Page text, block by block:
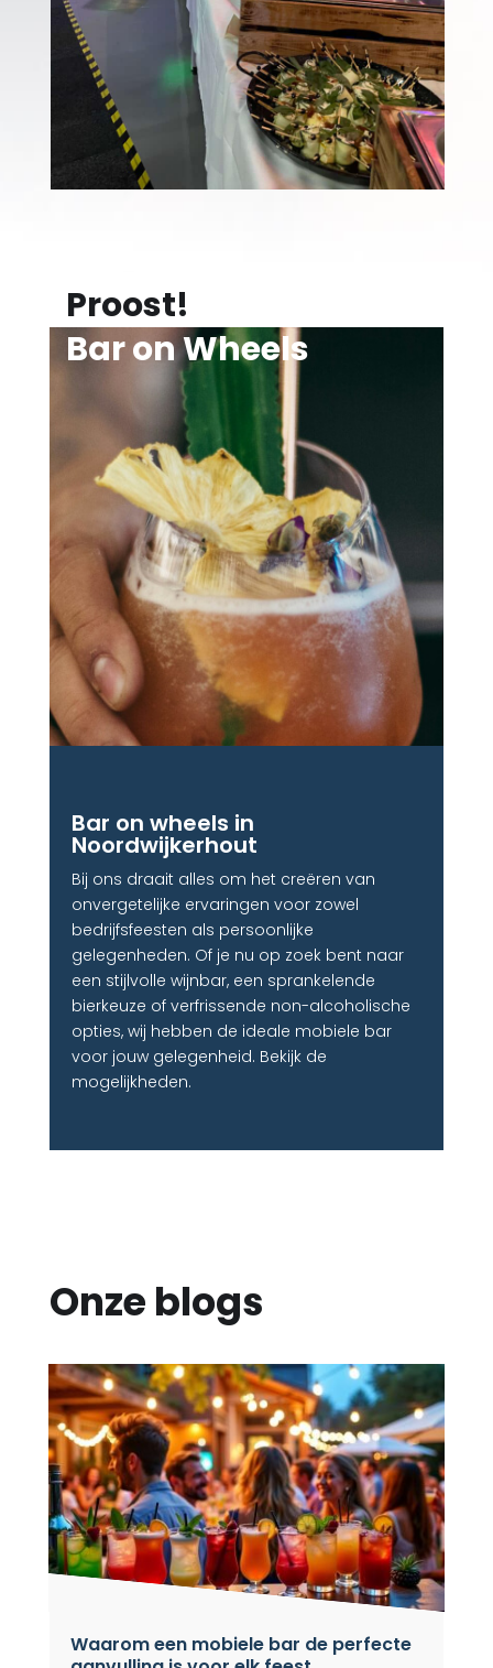
Proost!
Bar on Wheels
Bar on wheels in
Noordwijkerhout
Bij ons draait alles om het creëren van
onvergetelijke ervaringen voor zowel
bedrijfsfeesten als persoonlijke
gelegenheden. Of je nu op zoek bent naar
een stijlvolle wijnbar, een sprankelende
bierkeuze of verfrissende non-alcoholische
opties, wij hebben de ideale mobiele bar
voor jouw gelegenheid. Bekijk de
mogelijkheden.
Onze blogs
Waarom een mobiele bar de perfecte